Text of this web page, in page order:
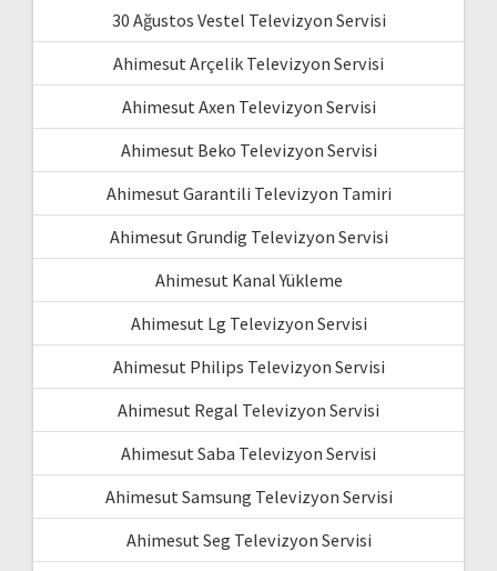
30 Ağustos Vestel Televizyon Servisi
Ahimesut Arçelik Televizyon Servisi
Ahimesut Axen Televizyon Servisi
Ahimesut Beko Televizyon Servisi
Ahimesut Garantili Televizyon Tamiri
Ahimesut Grundig Televizyon Servisi
Ahimesut Kanal Yükleme
Ahimesut Lg Televizyon Servisi
Ahimesut Philips Televizyon Servisi
Ahimesut Regal Televizyon Servisi
Ahimesut Saba Televizyon Servisi
Ahimesut Samsung Televizyon Servisi
Ahimesut Seg Televizyon Servisi